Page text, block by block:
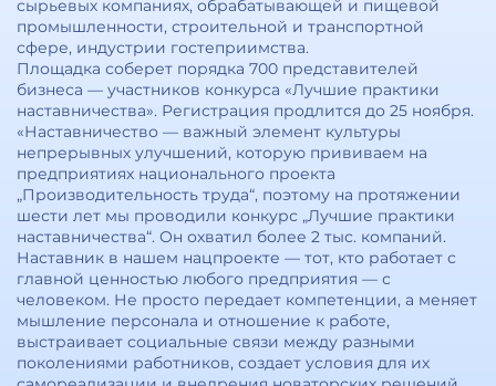
сырьевых компаниях, обрабатывающей и пищевой
промышленности, строительной и транспортной
сфере, индустрии гостеприимства.
Площадка соберет порядка 700 представителей
бизнеса — участников конкурса «Лучшие практики
наставничества». Регистрация продлится до 25 ноября.
«Наставничество — важный элемент культуры
непрерывных улучшений, которую прививаем на
предприятиях национального проекта
„Производительность труда“, поэтому на протяжении
шести лет мы проводили конкурс „Лучшие практики
наставничества“. Он охватил более 2 тыс. компаний.
Наставник в нашем нацпроекте — тот, кто работает с
главной ценностью любого предприятия — с
человеком. Не просто передает компетенции, а меняет
мышление персонала и отношение к работе,
выстраивает социальные связи между разными
поколениями работников, создает условия для их